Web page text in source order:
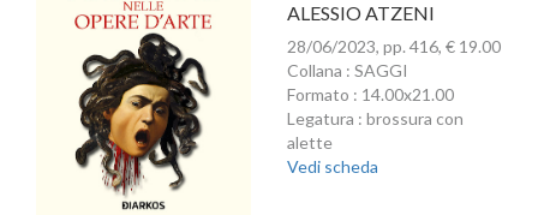
ALESSIO ATZENI
28/06/2023, pp. 416, € 19.00
Collana : SAGGI
Formato : 14.00x21.00
Legatura : brossura con
alette
Vedi scheda